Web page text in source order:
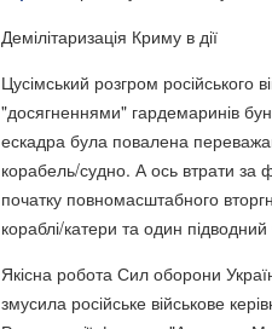
Демілітаризація Криму в дії
Цусімський розгром російського
"досягненнями" гардемаринів
ескадра була повалена
корабель/судно. А ось втрати
початку повномасштабного
кораблі/катери та один
Якісна робота Сил оборони
змусила російське військове